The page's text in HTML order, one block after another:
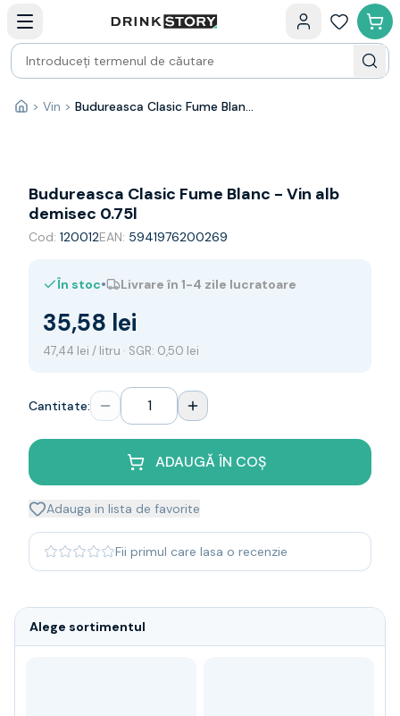
Bauturi fine — selectie
Produse Noi
Cosuri cadou
Pachete & Cadouri
Vin
Franta
Spania
Africa de Sud
Germania
Noua Zeelanda
Spumante
Single malt
Japanese
Blanded Japanese
Canadian
Rom
Vodka
Acasă
> Vin > Budureasca Clasic Fume Blanc - Vin alb demisec 0.75l
Budureasca Clasic Fume Blanc - Vin alb
demisec 0.75l
Cod: 120012EAN: 5941976200269
În stoc• Livrare în 1-4 zile lucratoare
35,58 lei
47,44 lei / litru · SGR: 0,50 lei
Cantitate:
ADAUGĂ ÎN COȘ
Adauga in lista de favorite
Fii primul care lasa o recenzie
Alege sortimentul